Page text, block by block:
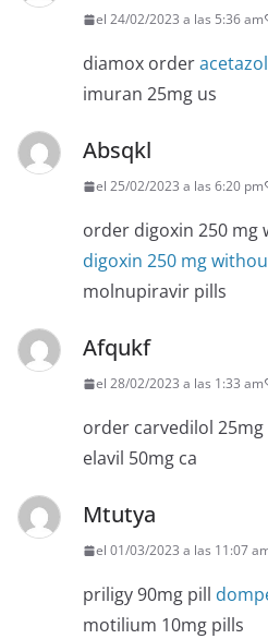
el 24/02/2023 a las 5:36 am
diamox order
imuran 25mg us
Absqkl
el 25/02/2023 a las 6:20 pm
order digoxin 250
digoxin 250 mg
molnupiravir pills
Afqukf
el 28/02/2023 a las 1:33 am
order carvedilol 25mg
elavil 50mg ca
Mtutya
el 01/03/2023 a las 11:07
priligy 90mg pill
motilium 10mg pills